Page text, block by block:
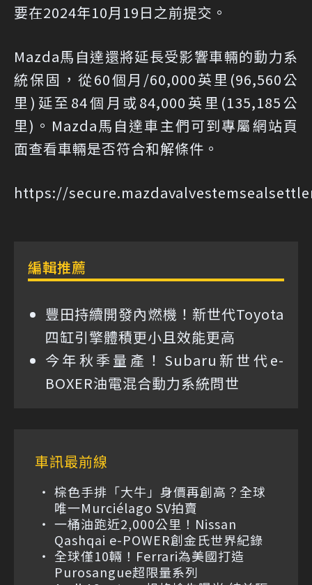
要在2024年10月19日之前提交。
Mazda馬自達還將延長受影響車輛的動力系
統保固，從60個月/60,000英里(96,560公
里)延至84個月或84,000英里(135,185公
里)。Mazda馬自達車主們可到專屬網站頁
面查看車輛是否符合和解條件。
https://
編輯推薦
豐田持續開發內燃機！新世代Toyota
四缸引擎體積更小且效能更高
今年秋季量產！Subaru新世代e-
BOXER油電混合動力系統問世
車訊最前線
棕色手排「大牛」身價再創高？全球
唯一Murciélago SV拍賣
一桶油跑近2,000公里！Nissan
Qashqai e-POWER創金氏世界紀錄
全球僅10輛！Ferrari為美國打造
Purosangue超限量系列